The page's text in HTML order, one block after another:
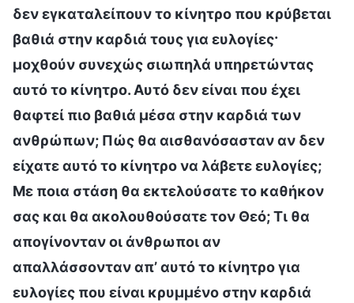
δεν εγκαταλείπουν το κίνητρο που κρύβεται
βαθιά στην καρδιά τους για ευλογίες·
μοχθούν συνεχώς σιωπηλά υπηρετώντας
αυτό το κίνητρο. Αυτό δεν είναι που έχει
θαφτεί πιο βαθιά μέσα στην καρδιά των
ανθρώπων; Πώς θα αισθανόσασταν αν δεν
είχατε αυτό το κίνητρο να λάβετε ευλογίες;
Με ποια στάση θα εκτελούσατε το καθήκον
σας και θα ακολουθούσατε τον Θεό; Τι θα
απογίνονταν οι άνθρωποι αν
απαλλάσσονταν απ’ αυτό το κίνητρο για
ευλογίες που είναι κρυμμένο στην καρδιά